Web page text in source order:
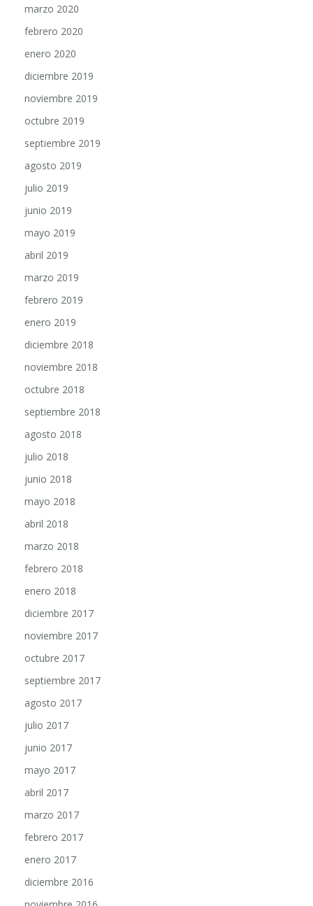
febrero 2020
enero 2020
diciembre 2019
noviembre 2019
octubre 2019
septiembre 2019
agosto 2019
julio 2019
junio 2019
mayo 2019
abril 2019
marzo 2019
febrero 2019
enero 2019
diciembre 2018
noviembre 2018
octubre 2018
septiembre 2018
agosto 2018
julio 2018
junio 2018
mayo 2018
abril 2018
marzo 2018
febrero 2018
enero 2018
diciembre 2017
noviembre 2017
octubre 2017
septiembre 2017
agosto 2017
julio 2017
junio 2017
mayo 2017
abril 2017
marzo 2017
febrero 2017
enero 2017
diciembre 2016
noviembre 2016